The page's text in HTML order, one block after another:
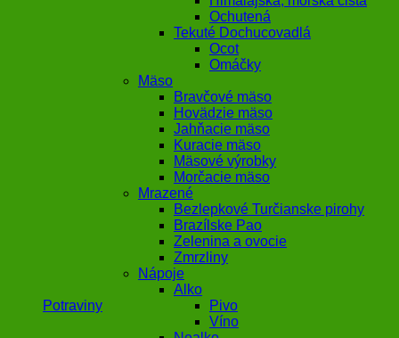
Potraviny
Ochutená
Tekuté Dochucovadlá
Ocot
Omáčky
Mäso
Bravčové mäso
Hovädzie mäso
Jahňacie mäso
Kuracie mäso
Mäsové výrobky
Morčacie mäso
Mrazené
Bezlepkové Turčianske pirohy
Brazílske Pao
Zelenina a ovocie
Zmrzliny
Nápoje
Alko
Pivo
Víno